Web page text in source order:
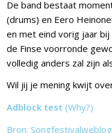
De band bestaat
(drums) en Eero
en met eind vorig jaar
de Finse voorronde
volledig anders zal zijn
Wil jij je mening kwijt
Adblock test (Why?)
Bron: Songfestivalweblog